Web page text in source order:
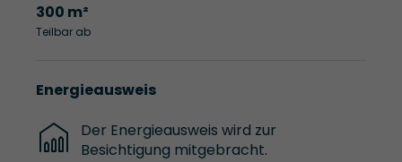
300 m²
Teilbar ab
Energieausweis
Der Energieausweis wird zur
Besichtigung mitgebracht.